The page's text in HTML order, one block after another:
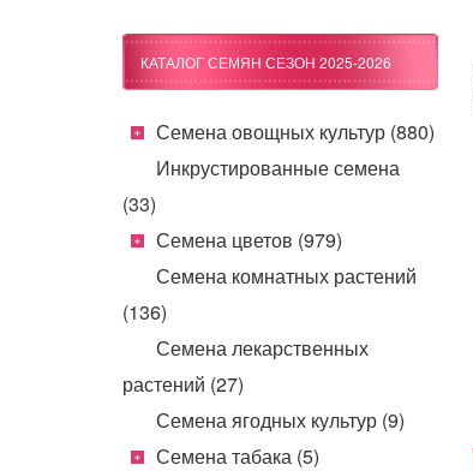
КАТАЛОГ СЕМЯН СЕЗОН 2025-2026
Семена овощных культур (880)
Инкрустированные семена
(33)
Семена цветов (979)
Семена комнатных растений
(136)
Семена лекарственных
растений (27)
Семена ягодных культур (9)
Семена табака (5)